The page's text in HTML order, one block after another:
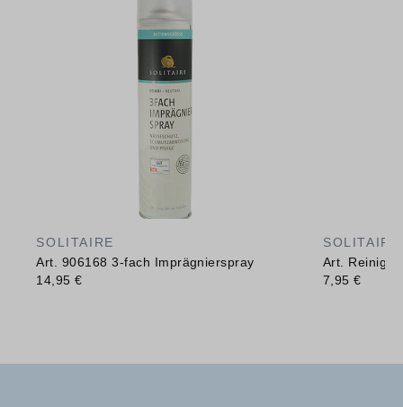
SOLITAIRE
Art. 906168 3-fach Imprägnierspray
14,95 €
SOLITAIRE
Art.
7,95 €